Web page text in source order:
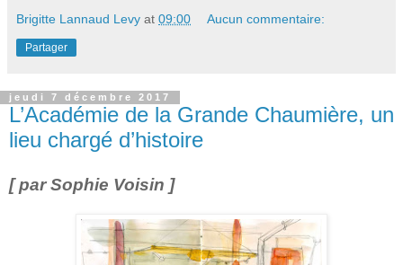
Brigitte Lannaud Levy at 09:00 Aucun commentaire:
Partager
jeudi 7 décembre 2017
L’Académie de la Grande Chaumière, un
lieu chargé d’histoire
[ par Sophie Voisin ]